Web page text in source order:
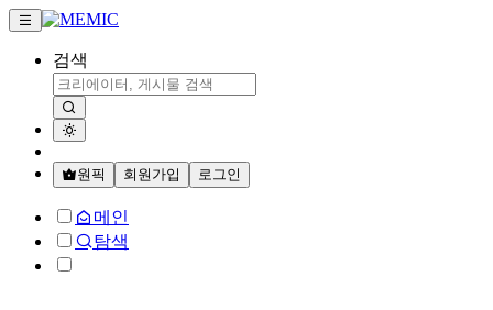
검색
원픽 회원가입 로그인
메인
탐색